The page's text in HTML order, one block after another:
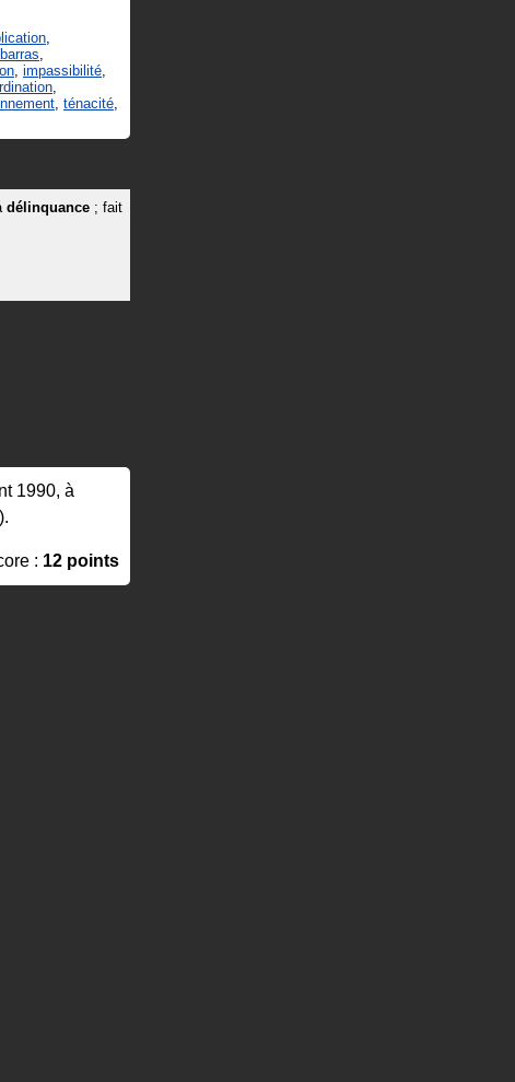
impassibilité
ténacité
délinquance ; fait
1990, à
: 12 points